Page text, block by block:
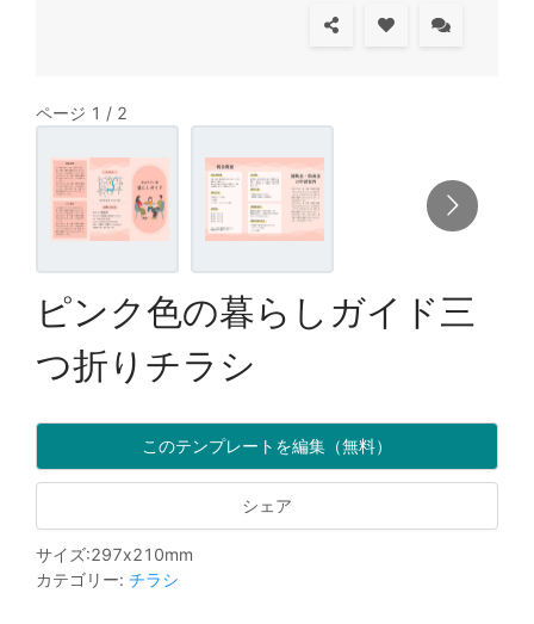
ページ 1 / 2
ピンク色の暮らしガイド三
つ折りチラシ
このテンプレートを編集（無料）
シェア
サイズ:297x210mm
カテゴリー: チラシ